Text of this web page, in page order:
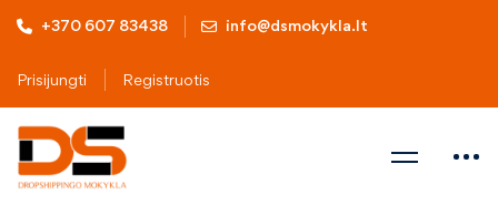
+370 607 83438 info@dsmokykla.lt
Prisijungti Registruotis